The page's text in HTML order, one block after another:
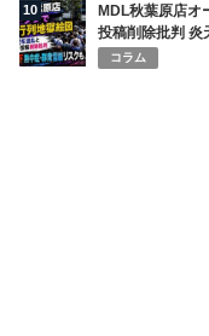
10
MDL秋葉原店オ
投稿削除批判 炎
コラム